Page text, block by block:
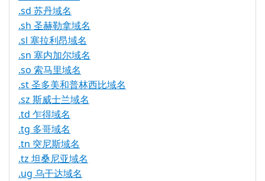
.sd 苏丹域名
.sh 圣赫勒拿域名
.sl 塞拉利昂域名
.sn 塞内加尔域名
.so 索马里域名
.st 圣多美和普林西比域名
.sz 斯威士兰域名
.td 乍得域名
.tg 多哥域名
.tn 突尼斯域名
.tz 坦桑尼亚域名
.ug 乌干达域名